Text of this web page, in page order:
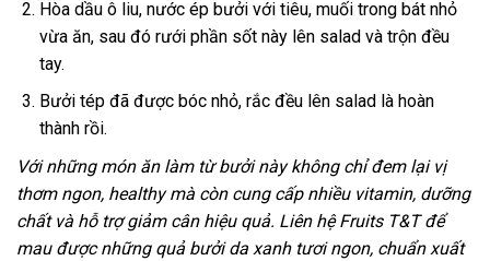
Hòa dầu ô liu, nước ép bưởi với tiêu, muối trong bát nhỏ
vừa ăn, sau đó rưới phần sốt này lên salad và trộn đều
tay.
Bưởi tép đã được bóc nhỏ, rắc đều lên salad là hoàn
thành rồi.
Với những món ăn làm từ bưởi này không chỉ đem lại vị
thơm ngon, healthy mà còn cung cấp nhiều vitamin, dưỡng
chất và hỗ trợ giảm cân hiệu quả. Liên hệ Fruits T&T để
mau được những quả bưởi da xanh tươi ngon, chuẩn xuất